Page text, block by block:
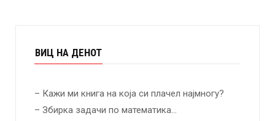
ВИЦ НА ДЕНОТ
– Кажи ми книга на која си плачел најмногу?
– Збирка задачи по математика…